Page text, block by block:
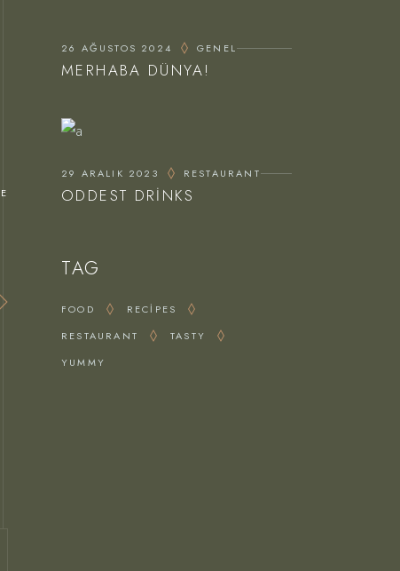
26 AĞUSTOS 2024 GENEL
MERHABA DÜNYA!
29 ARALIK 2023 RESTAURANT
ODDEST DRINKS
TAG
FOOD
RECIPES
RESTAURANT
TASTY
YUMMY